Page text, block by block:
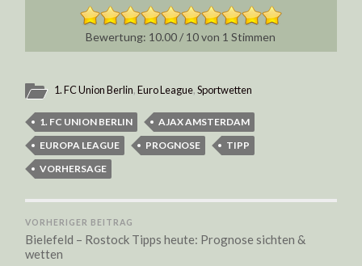
10.00/ 10von 1 Stimmen
1. FC Union Berlin,Euro League,Sportwetten
1. FC UNION BERLIN
AJAX AMSTERDAM
EUROPA LEAGUE
PROGNOSE
TIPP
VORHERSAGE
VORHERIGER BEITRAG
Bielefeld – Rostock Tipps heute: Prognose sichten &
wetten